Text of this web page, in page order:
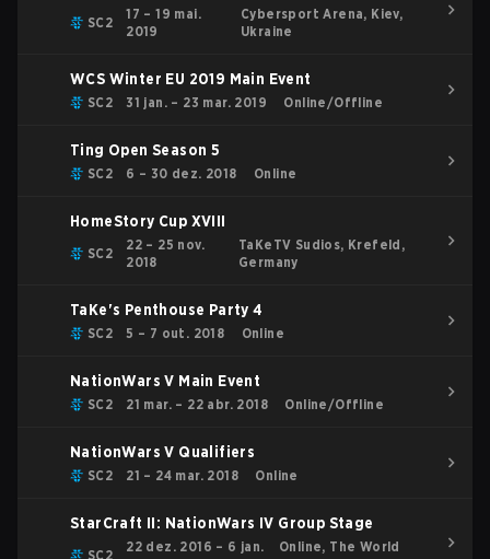
SC2
17 – 19 mai.
2019
Cybersport Arena, Kiev,
Ukraine
WCS Winter EU 2019 Main Event
SC2 31 jan. – 23 mar. 2019 Online/Offline
Ting Open Season 5
SC2 6 – 30 dez. 2018 Online
HomeStory Cup XVIII
SC2
22 – 25 nov.
2018
TaKeTV Sudios, Krefeld,
Germany
TaKe's Penthouse Party 4
SC2 5 – 7 out. 2018 Online
NationWars V Main Event
SC2 21 mar. – 22 abr. 2018 Online/Offline
NationWars V Qualifiers
SC2 21 – 24 mar. 2018 Online
StarCraft II: NationWars IV Group Stage
SC2
22 dez. 2016 – 6 jan.
Online, The World